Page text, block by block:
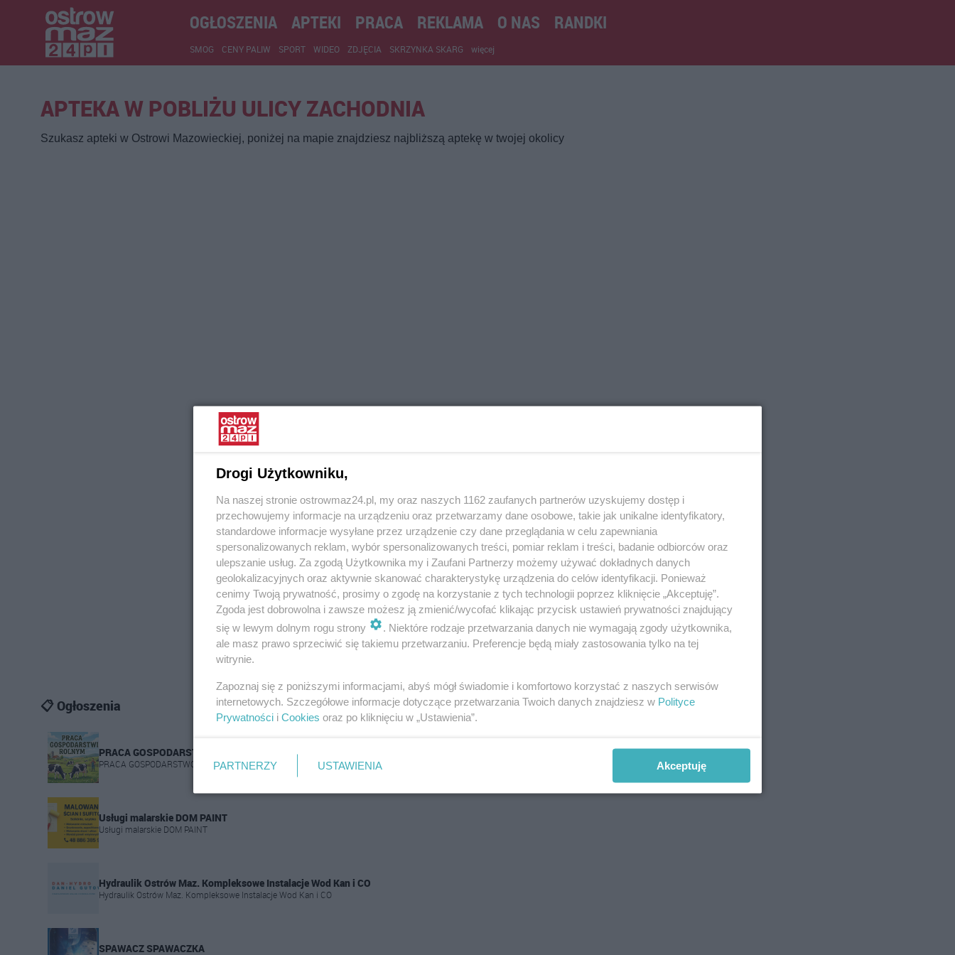
OGŁOSZENIA APTEKI PRACA REKLAMA O NAS RANDKI
SMOG CENY PALIW SPORT WIDEO ZDJĘCIA SKRZYNKA SKARG więcej
APTEKA W POBLIŻU ULICY ZACHODNIA
Szukasz apteki w Ostrowi Mazowieckiej, poniżej na mapie znajdziesz najbliższą aptekę w twojej okolicy
📋 Ogłoszenia
PRACA GOSPODARSTWO ROLNE
PRACA GOSPODARSTWO ROLNE
Usługi malarskie DOM PAINT
Usługi malarskie DOM PAINT
Hydraulik Ostrów Maz. Kompleksowe Instalacje Wod Kan i CO
Hydraulik Ostrów Maz. Kompleksowe Instalacje Wod Kan i CO
SPAWACZ SPAWACZKA
Drogi Użytkowniku,
Na naszej stronie ostrowmaz24.pl, my oraz naszych 1162 zaufanych partnerów uzyskujemy dostęp i
przechowujemy informacje na urządzeniu oraz przetwarzamy dane osobowe, takie jak unikalne identyfikatory,
standardowe informacje wysyłane przez urządzenie czy dane przeglądania w celu zapewniania
spersonalizowanych reklam, wybór spersonalizowanych treści, pomiar reklam i treści, badanie odbiorców oraz
ulepszanie usług. Za zgodą Użytkownika my i Zaufani Partnerzy możemy używać dokładnych danych
geolokalizacyjnych oraz aktywnie skanować charakterystykę urządzenia do celów identyfikacji. Ponieważ
cenimy Twoją prywatność, prosimy o zgodę na korzystanie z tych technologii poprzez kliknięcie „Akceptuję”.
Zgoda jest dobrowolna i zawsze możesz ją zmienić/wycofać klikając przycisk ustawień prywatności znajdujący
się w lewym dolnym rogu strony
. Niektóre rodzaje przetwarzania danych nie wymagają zgody użytkownika,
ale masz prawo sprzeciwić się takiemu przetwarzaniu. Preferencje będą miały zastosowania tylko na tej
witrynie.
Zapoznaj się z poniższymi informacjami, abyś mógł świadomie i komfortowo korzystać z naszych serwisów
internetowych. Szczegółowe informacje dotyczące przetwarzania Twoich danych znajdziesz w Polityce
Prywatności i Cookies oraz po kliknięciu w „Ustawienia”.
PARTNERZY USTAWIENIA Akceptuję